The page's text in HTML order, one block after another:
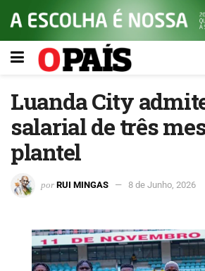
Luanda City
salarial de três
plantel
por RUI MINGAS 8 de Junho, 2026